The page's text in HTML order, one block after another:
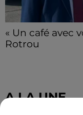
« Un café avec
Rotrou
A LA UNE